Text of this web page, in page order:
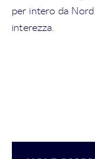
per intero da
interezza.